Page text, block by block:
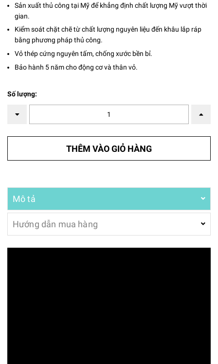
Sản xuất thủ công tại Mỹ để khẳng định chất lượng Mỹ vượt thời
gian.
Kiểm soát chặt chẽ từ chất lượng nguyên liệu đến khâu lắp ráp
bằng phương pháp thủ công.
Vỏ thép cứng nguyên tấm, chống xước bền bỉ.
Bảo hành 5 năm cho động cơ và thân vỏ.
Số lượng:
THÊM VÀO GIỎ HÀNG
Mô tả
Hướng dẫn mua hàng